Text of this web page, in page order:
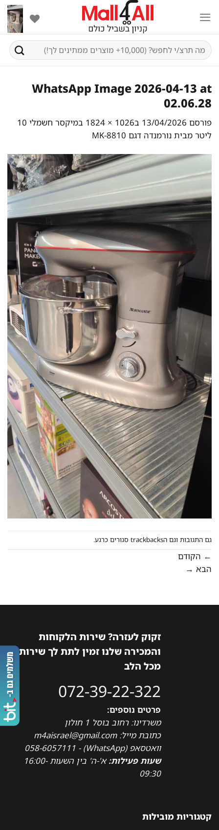
content
חיפוש
עבור:
WhatsApp Image 2026-04-13 at
02.06.28
פורסם 13/04/2026 ב1026 × 1824 ב
מיקסר חשמלי 10
ליטר מבית נורמנדה דגם MK-8810
גם התגובות וגם הtrackbacks סגורים כרגע.
← הקודם
הבא →
זקוק לעזרה? שירות הלקוחות
והמכירה שלנו זמין לתת לך שירות
מכל הלב
072-39-22-322
פרטים נוספים:
משרדינו: רחוב בוסל 1 חולון
כתובת מייל: m4aisrael@gmail.com
וואטסאפ (WhatsApp) - 058-6057111
שעות פעילות:
א'-ה' בין השעות 16:00-
09:30
קטגוריות מובילות